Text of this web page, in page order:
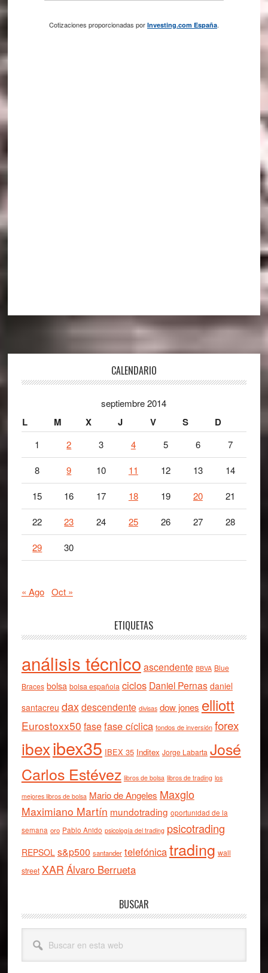
Cotizaciones proporcionadas por Investing.com España.
CALENDARIO
septiembre 2014
L M X J V S D
1 2 3 4 5 6 7
8 9 10 11 12 13 14
15 16 17 18 19 20 21
22 23 24 25 26 27 28
29 30
« Ago Oct »
ETIQUETAS
análisis técnico ascendente BBVA Blue
Braces bolsa bolsa española ciclos Daniel Pernas daniel
santacreu daxdescendente divisas dow jones elliott
Eurostoxx50 fasefase cíclica fondos de inversión forex
ibexibex35 IBEX 35 Inditex Jorge Labarta José
Carlos Estévez libros de bolsa libros de trading los
mejores libros de bolsa Mario de Angeles Maxglo
Maximiano Martín mundotrading oportunidad de la
semana oro Pablo Anido psicología del trading psicotrading
REPSOL s&p500 santander telefónicatrading wall
street XAR Álvaro Berrueta
BUSCAR
esta